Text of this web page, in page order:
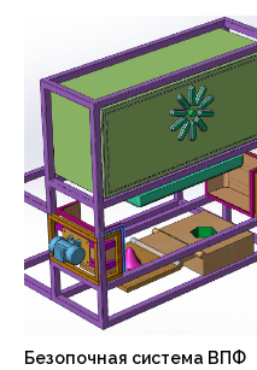
Безопочная система ВПФ